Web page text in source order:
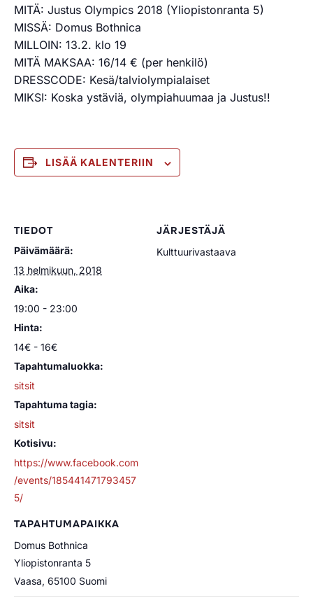
MITÄ: Justus Olympics 2018 (Yliopistonranta 5)
MISSÄ: Domus Bothnica
MILLOIN: 13.2. klo 19
MITÄ MAKSAA: 16/14 € (per henkilö)
DRESSCODE: Kesä/talviolympialaiset
MIKSI: Koska ystäviä, olympiahuumaa ja Justus!!
LISÄÄ KALENTERIIN
TIEDOT
Päivämäärä:
13 helmikuun, 2018
Aika:
19:00 - 23:00
Hinta:
14€ - 16€
Tapahtumaluokka:
sitsit
Tapahtuma tagia:
sitsit
Kotisivu:
https://www.facebook.com
/events/185441471793457
5/
TAPAHTUMAPAIKKA
Domus Bothnica
Yliopistonranta 5
Vaasa, 65100 Suomi
JÄRJESTÄJÄ
Kulttuurivastaava